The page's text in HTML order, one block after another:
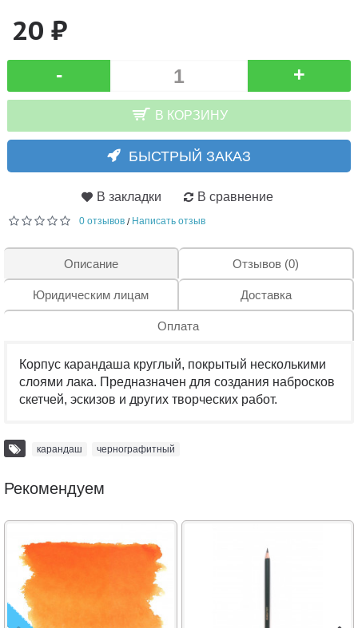
20 ₽
- +
В КОРЗИНУ
БЫСТРЫЙ ЗАКАЗ
В закладки В сравнение
0 отзывов / Написать отзыв
Описание Отзывов (0)
Юридическим лицам Доставка
Оплата
Корпус карандаша круглый, покрытый несколькими
слоями лака. Предназначен для создания набросков
скетчей, эскизов и других творческих работ.
карандаш чернографитный
Рекомендуем